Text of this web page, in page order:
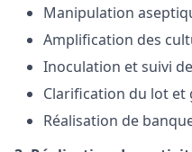
Manipulation
Amplification des
Inoculation et suivi
Clarification du lot et
Réalisation de